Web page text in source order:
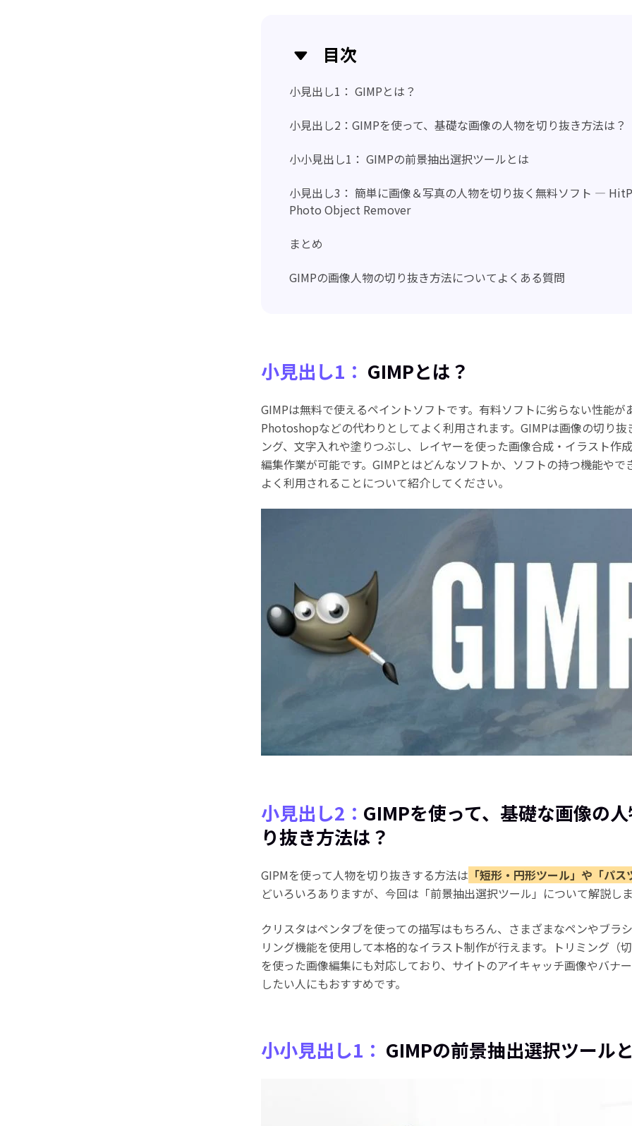
目次
小見出し1： GIMPとは？
小見出し2：GIMPを使って、基礎な画像の人物を切り抜き方法は？
小小見出し1： GIMPの前景抽出選択ツールとは
小見出し3： 簡単に画像＆写真の人物を切り抜く無料ソフト ―
Photo Object Remover
まとめ
GIMPの画像人物の切り抜き方法についてよくある質問
小見出し1： GIMPとは？
GIMPは無料で使えるペイントソフトです。有料ソフトに劣らない性能が
Photoshopなどの代わりとしてよく利用されます。GIMPは画像の切り抜
ング、文字入れや塗りつぶし、レイヤーを使った画像合成・イラスト作
編集作業が可能です。GIMPとはどんなソフトか、ソフトの持つ機能やで
よく利用されることについて紹介してください。
小見出し2： GIMPを使って、基礎な画像の
り抜き方法は？
GIPMを使って人物を切り抜きする方法は 「短形・円形ツール」や「パス
どいろいろありますが、今回は「前景抽出選択ツール」について解説し
クリスタはペンタブを使っての描写はもちろん、さまざまなペンやブラ
リング機能を使用して本格的なイラスト制作が行えます。トリミング（
を使った画像編集にも対応しており、サイトのアイキャッチ画像やバナ
したい人にもおすすめです。
小小見出し1： GIMPの前景抽出選択ツール